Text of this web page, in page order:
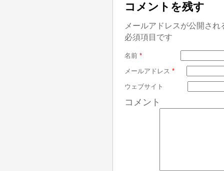
コメントを残す
メールアドレスが公開さ
必須項目です
名前 *
メールアドレス *
ウェブサイト
コメント